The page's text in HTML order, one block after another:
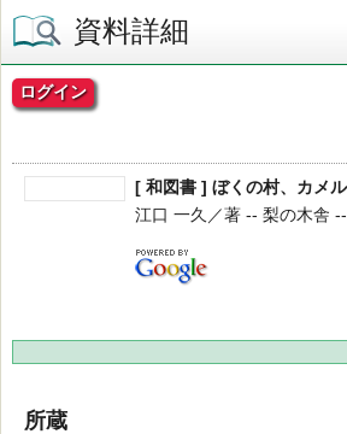
資料詳細
ログイン
[ 和図書 ] ぼくの村、カメ
江口 一久／著 -- 梨の木舎
所蔵